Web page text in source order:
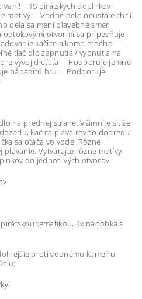
vani! 15 pirátskych doplnkov
motívy. Vodné delo neustále chrlí
dela sa mení plavebné smer
otvormi sa pripevňuje
kačice a kompletného
tlačidlo zapnutia / vypnutia na
vývoj dieťaťa Podporuje jemné
nápaditú hru. Podporuje
na prednej strane. Všimnite si, že
kačica pláva rovno dopredu.
sa otáča vo vode. Rôzne
plávanie. Vytvárajte rôzne motívy
do jednotlivých otvorov.
tematikou, 1x nádobka s
proti vodnému kameňu